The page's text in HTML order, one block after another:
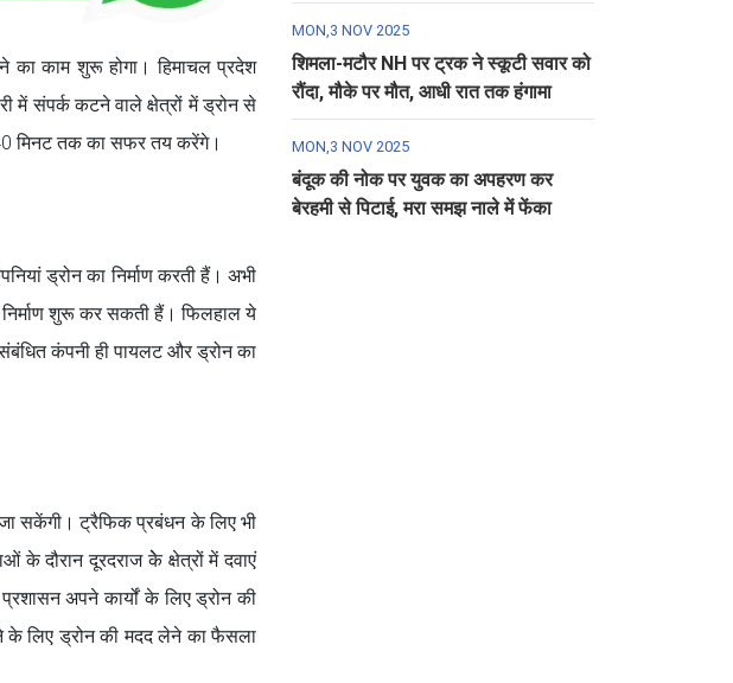
का काम शुरू होगा। हिमाचल प्रदेश
में संपर्क कटने वाले क्षेत्रों में ड्रोन से
मिनट तक का सफर तय करेंगे।
ड्रोन का निर्माण करती हैं। अभी
निर्माण शुरू कर सकती हैं। फिलहाल ये
कंपनी ही पायलट और ड्रोन का
सकेंगी। ट्रैफिक प्रबंधन के लिए भी
के दौरान दूरदराज केे क्षेत्रों में दवाएं
अपने कार्यों के लिए ड्रोन की
के लिए ड्रोन की मदद लेने का फैसला
MON,3 NOV 2025
शिमला-मटौर NH पर ट्रक ने स्कूटी सवार को
रौंदा, मौके पर मौत, आधी रात तक हंगामा
MON,3 NOV 2025
बंदूक की नोक पर युवक का अपहरण कर
बेरहमी से पिटाई, मरा समझ नाले में फेंका